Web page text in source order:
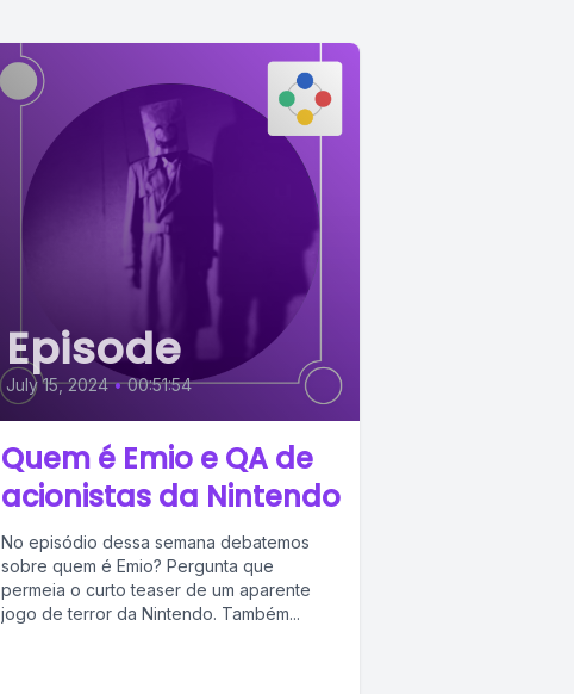
Episode
July 15, 2024 • 00:51:54
Quem é Emio e QA de
acionistas da Nintendo
No episódio dessa semana debatemos
sobre quem é Emio? Pergunta que
permeia o curto teaser de um aparente
jogo de terror da Nintendo. Também...